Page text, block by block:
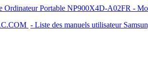
Ordinateur Portable NP900X4D-A02FR -
- Liste des manuels utilisateur